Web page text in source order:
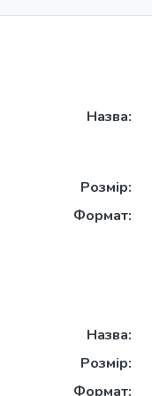
Назва:
Розмір:
Формат:
Назва:
Розмір:
Формат: